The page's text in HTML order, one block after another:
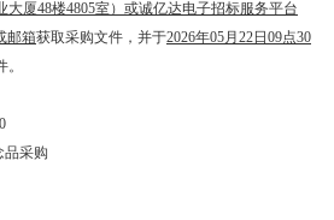
大厦48楼4805室）或诚亿达电子招标服务平台
邮箱获取采购文件，并于2026年05月22日09点30
品采购